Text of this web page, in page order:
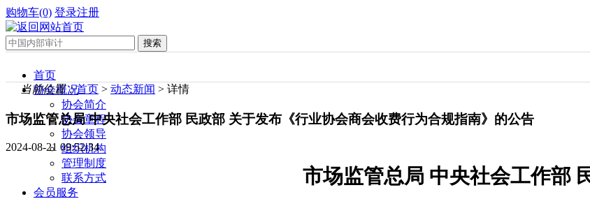
购物车(0) 登录注册
首页
协会概况
协会简介
协会章程
协会领导
组织机构
管理制度
联系方式
会员服务
当前位置：首页 > 动态新闻 > 详情
市场监管总局 中央社会工作部 民政部 关于发布《行业协会商会收费行为合规指南》的公告
2024-08-21 09:52:34
市场监管总局 中央社会工作部